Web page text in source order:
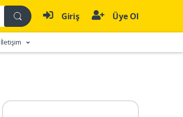
Giriş Üye Ol
İletişim